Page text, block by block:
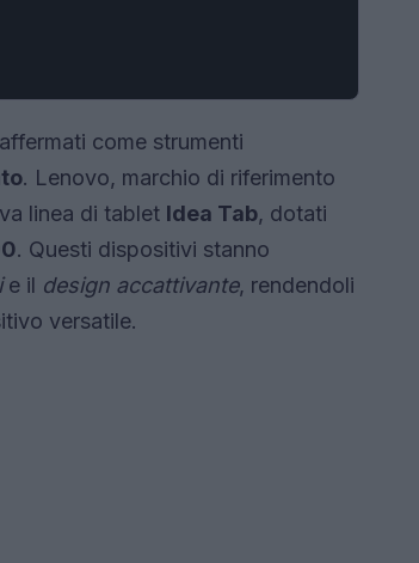
come strumenti
. Lenovo, marchio di riferimento
linea di tablet Idea Tab, dotati
. Questi dispositivi stanno
e il design accattivante, rendendoli
versatile.